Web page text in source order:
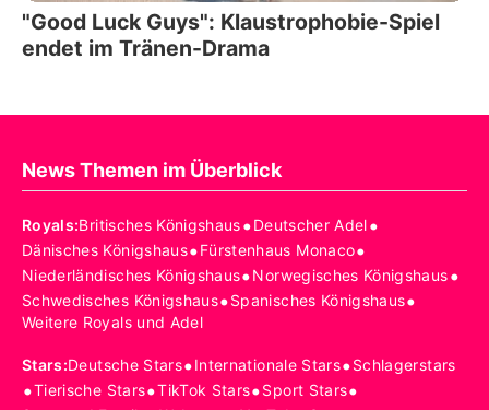
"Good Luck Guys": Klaustrophobie-Spiel
endet im Tränen-Drama
News Themen im Überblick
Royals:Britisches Königshaus•Deutscher Adel•
Dänisches Königshaus•Fürstenhaus Monaco•
Niederländisches Königshaus•Norwegisches Königshaus•
Schwedisches Königshaus•Spanisches Königshaus•
Weitere Royals und Adel
Stars:Deutsche Stars•Internationale Stars•Schlagerstars
•Tierische Stars•TikTok Stars•Sport Stars•